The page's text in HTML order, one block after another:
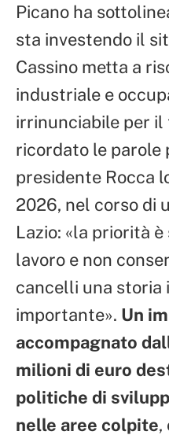
Picano ha
sta investendo il
Cassino metta a
industriale e
irrinunciabile per
ricordato le parole
presidente Rocca
2026, nel corso di
Lazio: «la priorità
lavoro e non
cancelli una storia
importante». Un
accompagnato
milioni di euro
politiche di
nelle aree colpite,